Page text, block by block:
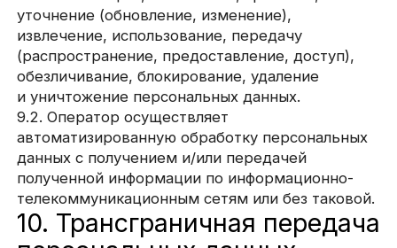
Электронная почта
Telegram
MAX
VK
Политика
конфиденциальности
Открыть презентацию